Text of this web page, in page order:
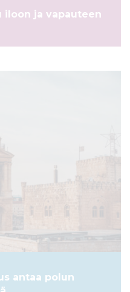
iloon ja vapauteen
antaa polun